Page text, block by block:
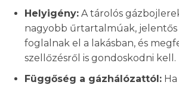
Helyigény: A tárolós
nagyobb űrtartalmúak,
foglalnak el a lakásban, és
szellőzésről is gondoskodni kell.
Függőség a gázhálózattól: